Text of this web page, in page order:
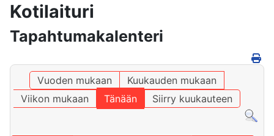
Kotilaituri
Tapahtumakalenteri
Vuoden mukaan
Kuukauden mukaan
Viikon mukaan
Tänään Siirry kuukauteen